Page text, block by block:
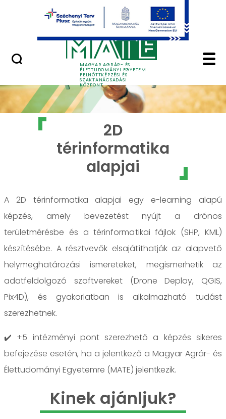
Ugrás a fő tartalomhoz
MAGYAR AGRÁR- ÉS
ÉLETTUDOMÁNYI EGYETEM
FELNŐTTKÉPZÉSI ÉS
SZAKTANÁCSADÁSI
KÖZPONT
2D térinformatika
2D
térinformatika
alapjai
A 2D térinformatika alapjai egy e-learning alapú
képzés, amely bevezetést nyújt a drónos
területmérésbe és a térinformatikai fájlok (SHP, KML)
készítésébe. A résztvevők elsajátíthatják az alapvető
helymeghatározási ismereteket, megismerhetik az
adatfeldolgozó szoftvereket (Drone Deploy, QGIS,
Pix4D), és gyakorlatban is alkalmazható tudást
szerezhetnek.
✔️ +5 intézményi pont szerezhető a képzés sikeres
befejezése esetén, ha a jelentkező a Magyar Agrár- és
Élettudományi Egyetemre (MATE) jelentkezik.
Kinek ajánljuk?